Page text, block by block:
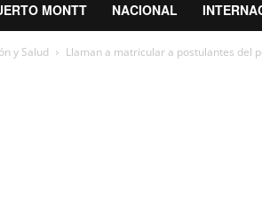
MONTT NACIONAL
y Salud Llaman a matricular a postulantes del